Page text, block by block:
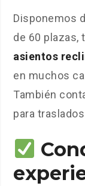
Disponemos
de 60 plazas,
asientos
en muchos
También
para